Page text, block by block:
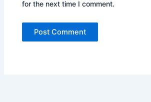
for the next time I comment.